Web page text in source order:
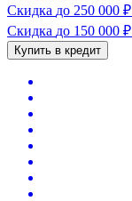
Скидка до 250 000 ₽
Скидка до 150 000 ₽
Купить в кредит